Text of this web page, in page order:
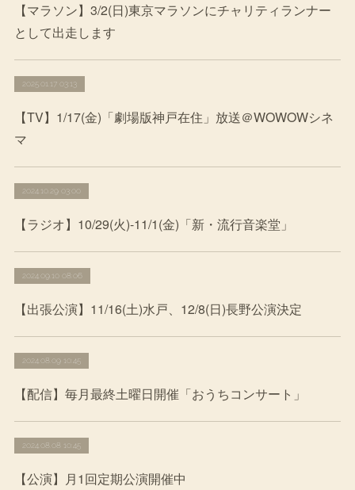
【マラソン】3/2(日)東京マラソンにチャリティランナー
として出走します
2025.01.17 03:13
【TV】1/17(金)「劇場版神戸在住」放送＠WOWOWシネ
マ
2024.10.29 03:00
【ラジオ】10/29(火)-11/1(金)「新・流行音楽堂」
2024.09.10 08:06
【出張公演】11/16(土)水戸、12/8(日)長野公演決定
2024.08.09 10:45
【配信】毎月最終土曜日開催「おうちコンサート」
2024.08.08 10:45
【公演】月1回定期公演開催中